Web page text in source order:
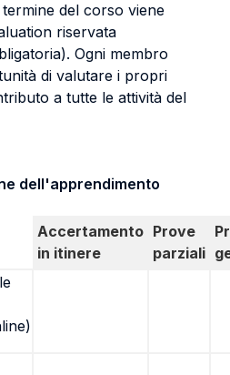
del corso viene
riservata
Ogni membro
di valutare i propri
a tutte le attività del
dell'apprendimento
Accertamento
in itinere
Prove
parziali